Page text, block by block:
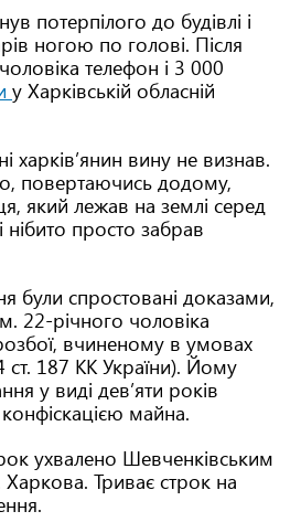
потерпілого до будівлі і
ногою по голові. Після
телефон і 3 000
у Харківській обласній
харків’янин вину не визнав.
повертаючись додому,
який лежав на землі серед
просто забрав
були спростовані доказами,
22-річного чоловіка
вчиненому в умовах
ст. 187 КК України). Йому
у виді дев’яти років
майна.
ухвалено Шевченківським
Триває строк на